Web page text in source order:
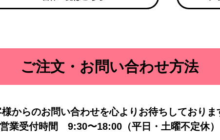
ご注文・お問い合わせ方法
からのお問い合わせを心よりお待ちしておりま
業受付時間 9:30〜18:00（平日・土曜不定休）